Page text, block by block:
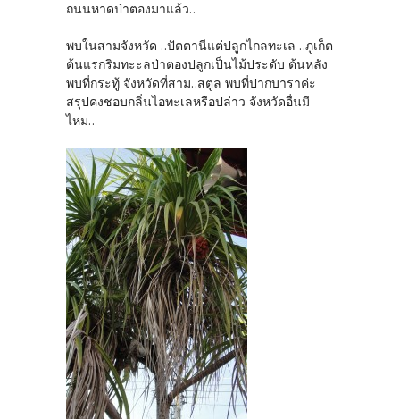
ถนนหาดป่าตองมาแล้ว..
พบในสามจังหวัด ..ปัตตานีแต่ปลูกไกลทะเล ..ภูเก็ต
ต้นแรกริมทะะลป่าตองปลูกเป็นไม้ประดับ ต้นหลัง
พบที่กระทู้ จังหวัดที่สาม..สตูล พบที่ปากบาราค่ะ
สรุปคงชอบกลิ่นไอทะเลหรือปล่าว จังหวัดอื่นมี
ไหม..